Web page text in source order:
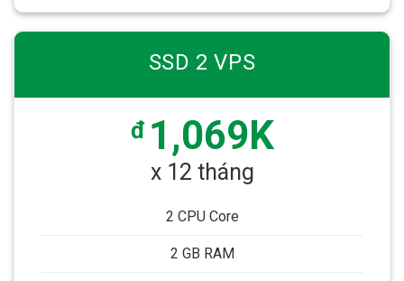
SSD 2 VPS
đ 1,069K
x 12 tháng
2 CPU Core
2 GB RAM